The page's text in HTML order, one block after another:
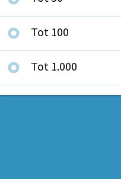
Tot 100
Tot 1.000